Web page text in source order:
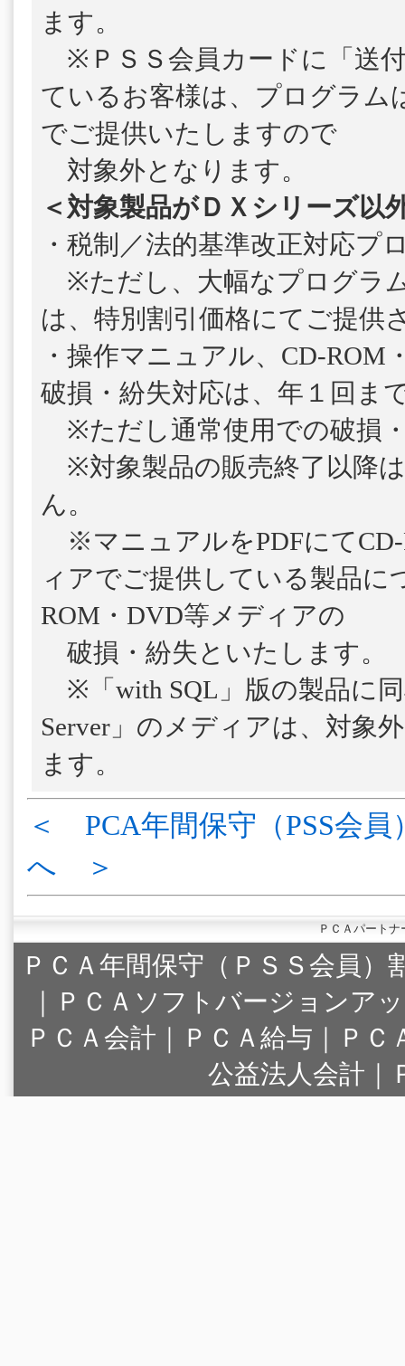
ます。
※ＰＳＳ会員カードに「送
ているお客様は、プログラム
でご提供いたしますので
対象外となります。
＜対象製品がＤＸシリーズ以
・税制／法的基準改正対応プ
※ただし、大幅なプログラ
は、特別割引価格にてご提供
・操作マニュアル、CD-ROM
破損・紛失対応は、年１回ま
※ただし通常使用での破損
※対象製品の販売終了以降
ん。
※マニュアルをPDFにてCD-
ィアでご提供している製品に
ROM・DVD等メディアの
破損・紛失といたします。
※「with SQL」版の製品に
Server」のメディアは、対象
ます。
＜ PCA年間保守（PSS会員
へ ＞
ＰＣＡパート
ＰＣＡ年間保守（ＰＳＳ会員）
｜
ＰＣＡソフトバージョンア
ＰＣＡ会計｜ＰＣＡ給与｜Ｐ
公益法人会計｜